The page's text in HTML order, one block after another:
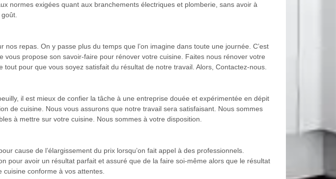
normes exigées quant aux branchements électriques et plomberie, sans avoir à
repas. On y passe plus du temps que l’on imagine dans toute une journée. C’est
vous propose son savoir-faire pour rénover votre cuisine. Faites nous rénover votre
pour que vous soyez satisfait du résultat de notre travail. Alors, Contactez-nous.
il est mieux de confier la tâche à une entreprise douée et expérimentée en dépit
de cuisine. Nous vous assurons que notre travail sera satisfaisant. Nous sommes
à mettre sur votre cuisine. Nous sommes à votre disposition.
cause de l’élargissement du prix lorsqu’on fait appel à des professionnels.
pour avoir un résultat parfait et assuré que de la faire soi-même alors que le résultat
cuisine conforme à vos attentes.